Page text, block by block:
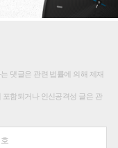
댓글은 관련 법률에 의해 제재
함되거나 인신공격성 글은 관